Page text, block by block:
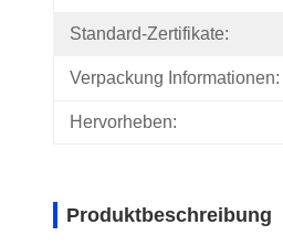
Standard-Zertifikate:
Verpackung Informationen:
Hervorheben:
Produktbeschreibung